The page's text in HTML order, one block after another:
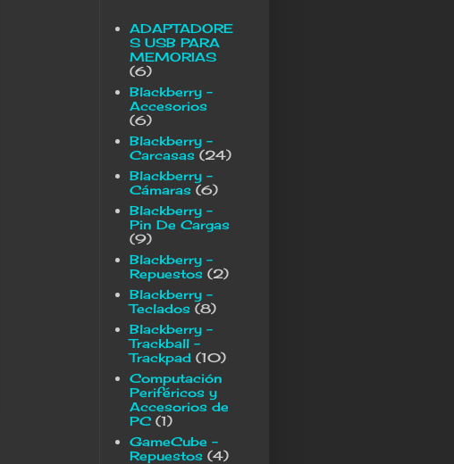
ADAPTADORE
S USB PARA
MEMORIAS
(6)
Blackberry -
Accesorios
(6)
Blackberry -
Carcasas (24)
Blackberry -
Cámaras (6)
Blackberry -
Pin De Cargas
(9)
Blackberry -
Repuestos (2)
Blackberry -
Teclados (8)
Blackberry -
Trackball -
Trackpad (10)
Computación
Periféricos y
Accesorios de
PC (1)
GameCube -
Repuestos (4)